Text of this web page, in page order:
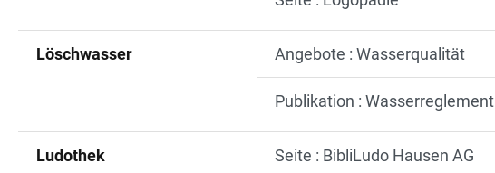
Löschwasser Angebote : Wasserqualität
Publikation : Wasserreglement
Ludothek Seite : BibliLudo Hausen AG